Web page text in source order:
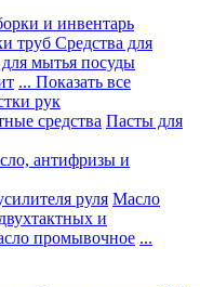
и инвентарь
труб Средства для
мытья посуды
... Показать все
рук
средства Пасты для
антифризы и
руля Масло
и
промывочное ...